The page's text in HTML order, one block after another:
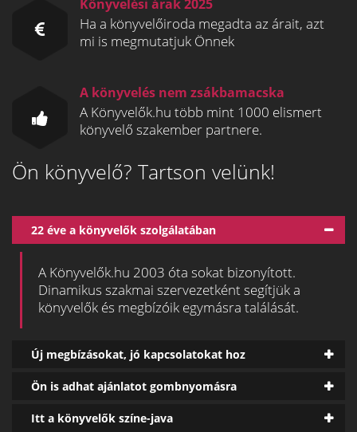
Könyvelési árak 2025
Ha a könyvelőiroda megadta az árait, azt
mi is megmutatjuk Önnek
A könyvelés nem zsákbamacska
A Könyvelők.hu több mint 1000 elismert
könyvelő szakember partnere.
Ön könyvelő? Tartson velünk!
22 éve a könyvelők szolgálatában
A Könyvelők.hu 2003 óta sokat bizonyított.
Dinamikus szakmai szervezetként segítjük a
könyvelők és megbízóik egymásra találását.
Új megbízásokat, jó kapcsolatokat hoz
Ön is adhat ajánlatot gombnyomásra
Itt a könyvelők színe-java